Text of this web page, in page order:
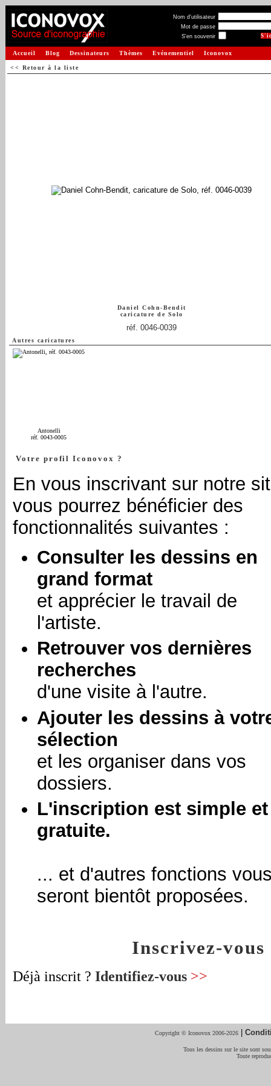
Nom d'utilisateur
Mot de passe
S'en souvenir
Accueil Blog Dessinateurs Thèmes Evénementiel Iconovox
<< Retour à la liste
Daniel Cohn-Bendit
caricature de Solo
réf. 0046-0039
Autres caricatures
Antonelli
réf. 0043-0005
Votre profil Iconovox ?
En vous inscrivant sur notre
vous pourrez bénéficier des
fonctionnalités suivantes :
Consulter les dessins en
grand format
et apprécier le travail de
l'artiste.
Retrouver vos dernières
recherches
d'une visite à l'autre.
Ajouter les dessins à
sélection
et les organiser dans vos
dossiers.
L'inscription est simple et
gratuite.
... et d'autres fonctions
seront bientôt proposées.
Inscrivez-vous
Déjà inscrit ? Identifiez-vous >>
Copyright © Iconovox 2006-2026 |
Tous les dessins sur le site sont
Toute